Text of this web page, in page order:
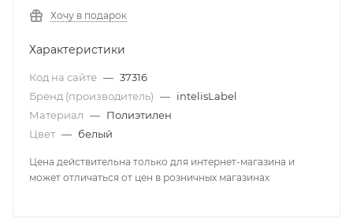
Хочу в подарок
Характеристики
Код на сайте — 37316
Бренд (производитель) — intelisLabel
Материал — Полиэтилен
Цвет — белый
Цена действительна только для интернет-магазина и
может отличаться от цен в розничных магазинах